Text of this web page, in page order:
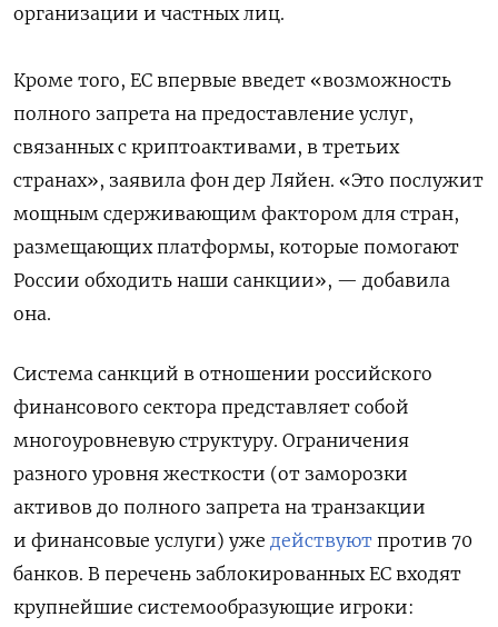
организации и частных лиц.
Кроме того, ЕС впервые введет «возможность
полного запрета на предоставление услуг,
связанных с криптоактивами, в третьих
странах», заявила фон дер Ляйен. «Это послужит
мощным сдерживающим фактором для стран,
размещающих платформы, которые помогают
России обходить наши санкции», — добавила
она.
Система санкций в отношении российского
финансового сектора представляет собой
многоуровневую структуру. Ограничения
разного уровня жесткости (от заморозки
активов до полного запрета на транзакции
и финансовые услуги) уже действуют против 70
банков. В перечень заблокированных ЕС входят
крупнейшие системообразующие игроки: